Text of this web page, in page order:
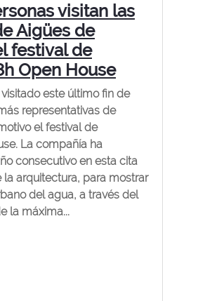
visitan las
Aigües de
festival de
Open House
este último fin de
representativas de
el festival de
La compañía ha
consecutivo en esta cita
arquitectura, para mostrar
del agua, a través del
la máxima...